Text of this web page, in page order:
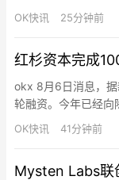
得到控制，团队正
户资金未丢失且未
发现闪电节点软件漏
OK快讯 25分钟前
红杉资本完成
okx 8月6日消息，
轮融资。今年已经向
OK快讯 41分钟前
Mysten Labs联